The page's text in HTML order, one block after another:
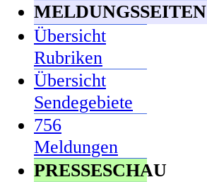
MELDUNGSSEITEN
Übersicht
Rubriken
Übersicht
Sendegebiete
756
Meldungen
PRESSESCHAU